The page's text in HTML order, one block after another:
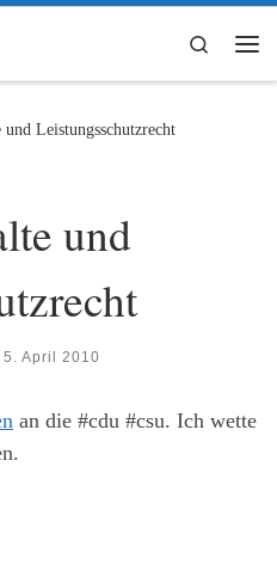
Search
Leistungsschutzrecht
und
5. April 2010
an die #cdu #csu. Ich wette